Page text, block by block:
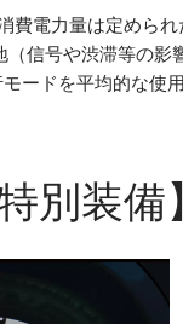
電力量は定めら
信号や渋滞等の
ドを平均的な使
別装備】